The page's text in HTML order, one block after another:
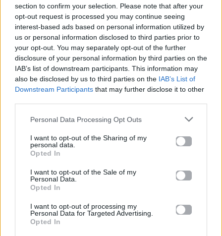
section to confirm your selection. Please note that after your
opt-out request is processed you may continue seeing
interest-based ads based on personal information utilized by
us or personal information disclosed to third parties prior to
your opt-out. You may separately opt-out of the further
disclosure of your personal information by third parties on the
IAB’s list of downstream participants. This information may
also be disclosed by us to third parties on the IAB’s List of
Downstream Participants that may further disclose it to other
Personal Data Processing Opt Outs
I want to opt-out of the Sharing of my
personal data.
Opted In
I want to opt-out of the Sale of my
Personal Data.
Opted In
I want to opt-out of processing my
Personal Data for Targeted Advertising.
Opted In
News
Πανελλαδικές 2026:
Στην κορυφή των
βαθμολογιών η
Λαρισαία Ιωάννα
Corporate News
Μία κάρτα για όλες τις
προνοιακές παροχές!
Life Life